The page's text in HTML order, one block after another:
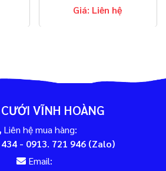
Giá: Liên hệ
VĨNH HOÀNG
Liên hệ mua hàng:
- 0913. 721 946 (Zalo)
Email: